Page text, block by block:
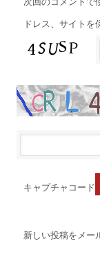
ドレス、サイトを
キャプチャコード
新しい投稿をメー